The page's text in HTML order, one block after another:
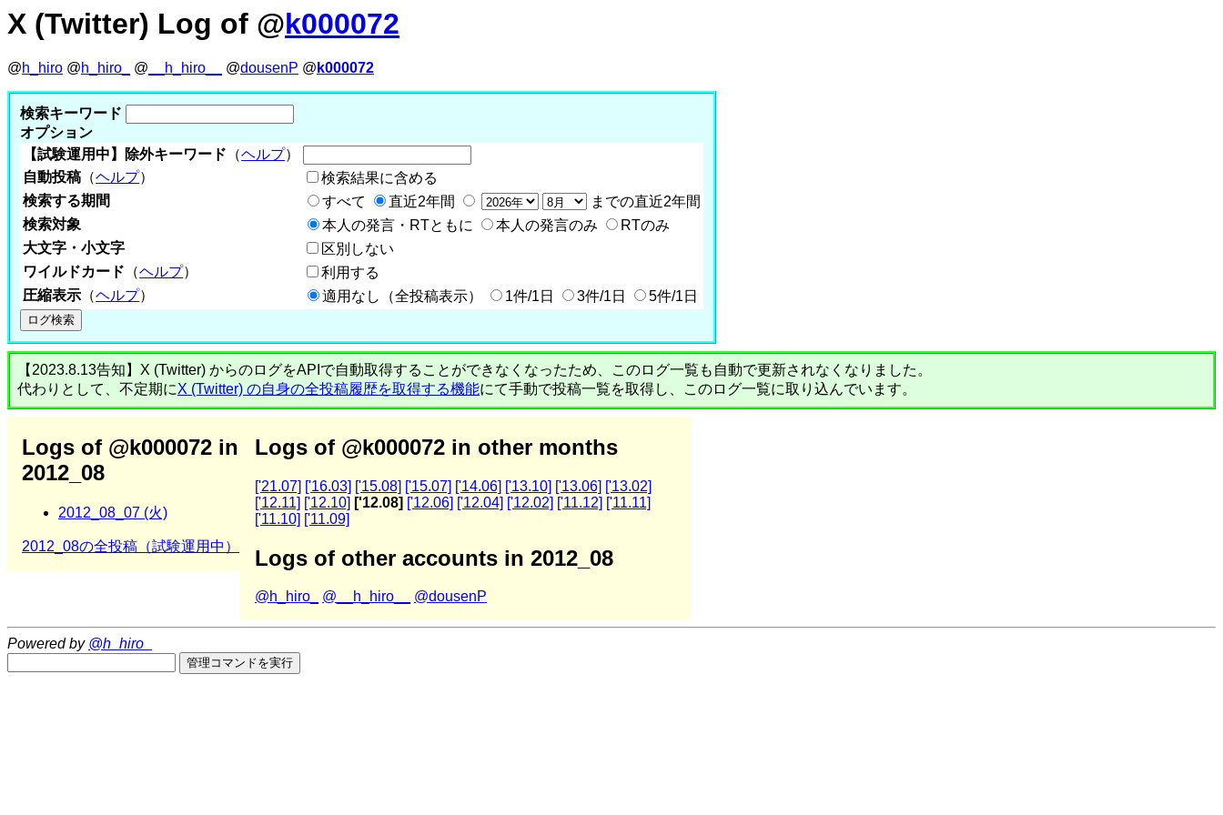
X (Twitter) Log of @k000072
@h_hiro @h_hiro_ @ __h_hiro__ @dousenP @ k000072
検索キーワード
オプション
【試験運用中】除外キーワード （ヘルプ）
自動投稿 （ヘルプ）
検索結果に含める
検索する期間
すべて 直近2年間
までの直近2年間
検索対象
本人の発言・RTともに 本人の発言のみ
RTのみ
大文字・小文字
区別しない
ワイルドカード （ヘルプ）
利用する
圧縮表示 （ヘルプ） 適用なし（全投稿表示） 1件/1日 3件/1日 5件/1日
【2023.8.13告知】X (Twitter) からのログをAPIで自動取得することができなくなったため、このログ一覧も自動で更新されなくなりました。
代わりとして、不定期にX (Twitter) の自身の全投稿履歴を取得する機能にて手動で投稿一覧を取得し、このログ一覧に取り込んでいます。
Logs of @k000072 in
2012_08
2012_08_07 (火)
2012_08の全投稿（試験運用中）
Logs of @k000072 in other months
['21.07] ['16.03] ['15.08] ['15.07] ['14.06] ['13.10] ['13.06] ['13.02]
['12.11] ['12.10] ['12.08] ['12.06] ['12.04] ['12.02] ['11.12] ['11.11]
['11.10] ['11.09]
Logs of other accounts in 2012_08
@h_hiro_ @__h_hiro__ @dousenP
Powered by @h_hiro_